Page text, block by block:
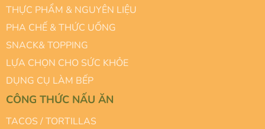
THỰC PHẨM & NGUYÊN LIỆU
PHA CHẾ & THỨC UỐNG
SNACK& TOPPING
LỰA CHỌN CHO SỨC KHỎE
DỤNG CỤ LÀM BẾP
CÔNG THỨC NẤU ĂN
TACOS / TORTILLAS